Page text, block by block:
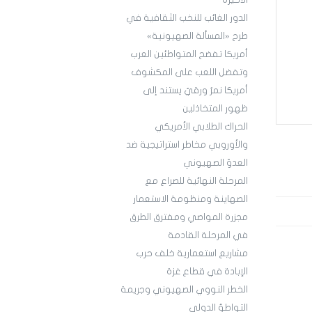
الدور الغائب للنخب الثقافية في
طرح «المسألة الصهيونية»
أمريكا تفضح المتواطئين العرب
وتفضل اللعب على المكشوف
أمريكا نمرٌ ورقيٌ يستند إلى
ظهور المتخاذلين
الحراك الطلابي الأمريكي
والأوروبي مخاطر استراتيجية ضد
العدوّ الصهيوني
المرحلة النهائية للصراع مع
الصهاينة ومنظومة الاستعمار
مجزرة المواصي ومفترق الطرق
في المرحلة القادمة
مشاريع استعمارية خلف حرب
الإبادة في قطاع غزة
الخطر النووي الصهيوني وجريمة
التواطؤ الدولي